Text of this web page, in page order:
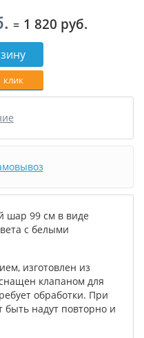
= 1 820 руб.
клик
шар 99 см в виде
с белыми
изготовлен из
клапаном для
обработки. При
надут повторно и